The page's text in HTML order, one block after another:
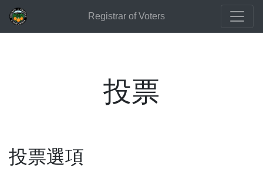
Registrar of Voters
投票
投票選項